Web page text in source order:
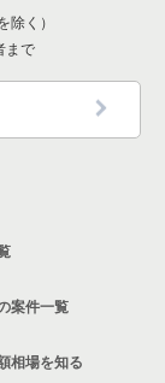
除く）
まで
案件一覧
相場を知る